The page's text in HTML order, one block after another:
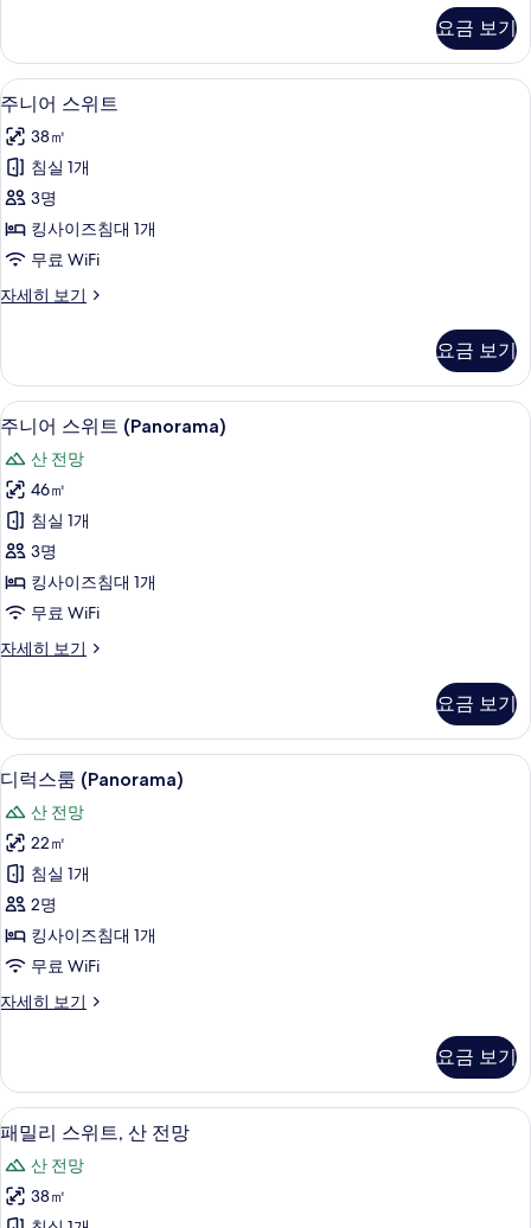
두
보
기
블
룸
자
세
히
보
요금 보기
주
니
어
스
위
트
사
진
두
보
기
주니어 스위트 | 고급 침구, 오리/거위
5
주니어 스위트
38㎡
침실 1개
3명
킹사이즈침대 1개
무료 WiFi
자세히 보기
주
위
트
자
세
히
보
기
요금 보기
주
니
어
스
위
트
(Panorama)
사
진
두
보
기
고급 침구, 오리/거위털 이불, 미니바,
6
주니어 스위트 (Panorama)
산 전망
46㎡
침실 1개
3명
킹사이즈침대 1개
무료 WiFi
자세히 보기
주
위
트
(Panorama)
자
세
히
보
기
요금 보기
디
럭
스
룸
(Panorama)
사
진
모
두
기
디럭스룸 (Panorama) | 고급 침구, 오
7
디럭스룸 (Panorama)
산 전망
22㎡
침실 1개
2명
킹사이즈침대 1개
무료 WiFi
자세히 보기
디
(Panorama)
자
세
히
보
기
요금 보기
패
밀
리
스
패밀리 스위트, 산 전망 | 고급 침구,
8
패밀리 스위트, 산 전망
산 전망
38㎡